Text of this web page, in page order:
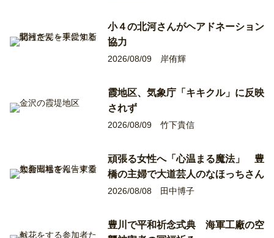
小４の北河さんがヘアドネーション
協力
2026/08/09 岸侑輝
霞地区、気象庁「キキクル」に反映
されず
2026/08/09 竹下貴信
頑張る女性へ「心温まる魔法」 豊
橋の主婦で大道芸人のなほっちさん
2026/08/08 田中博子
豊川で平和祈念式典 海軍工廠の空